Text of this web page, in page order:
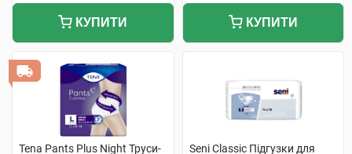
КУПИТИ КУПИТИ
Tena Pants Plus Night Труси-
Seni Classic Підгузки для